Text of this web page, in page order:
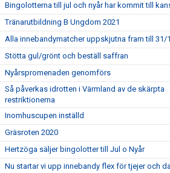
Bingolotterna till jul och nyår har kommit till
Tränarutbildning B Ungdom 2021
Alla innebandymatcher uppskjutna fram till 31/
Stötta gul/grönt och beställ saffran
Nyårspromenaden genomförs
Så påverkas idrotten i Värmland av de skärpta
restriktionerna
Inomhuscupen inställd
Gräsroten 2020
Hertzöga säljer bingolotter till Jul o Nyår
Nu startar vi upp innebandy flex för tjejer och